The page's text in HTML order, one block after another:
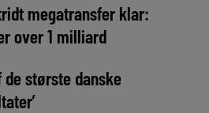
megatransfer klar:
over 1 milliard
de største danske